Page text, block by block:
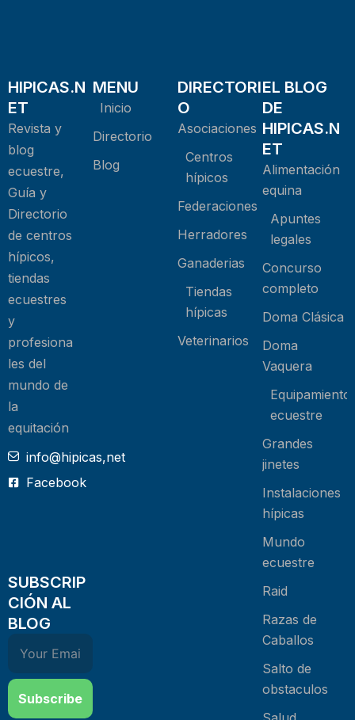
HIPICAS.N
ET
Revista y
blog
ecuestre,
Guía y
Directorio
de centros
hípicos,
tiendas
ecuestres
y
profesiona
les del
mundo de
la
equitación
info@hipicas,net
Facebook
SUBSCRIP
CIÓN AL
BLOG
Subscribe
MENU
Inicio
Directorio
Blog
DIRECTORI
O
Asociaciones
Centros
hípicos
Federaciones
Herradores
Ganaderias
Tiendas
hípicas
Veterinarios
EL BLOG
DE
HIPICAS.N
ET
Alimentación
equina
Apuntes
legales
Concurso
completo
Doma Clásica
Doma
Vaquera
Equipamiento
ecuestre
Grandes
jinetes
Instalaciones
hípicas
Mundo
ecuestre
Raid
Razas de
Caballos
Salto de
obstaculos